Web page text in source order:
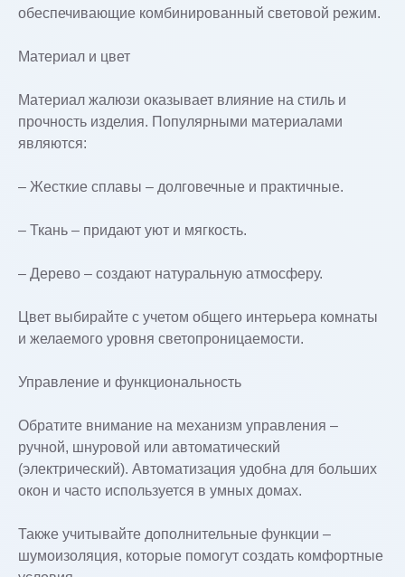
обеспечивающие комбинированный световой режим.
Материал и цвет
Материал жалюзи оказывает влияние на стиль и
прочность изделия. Популярными материалами
являются:
– Жесткие сплавы – долговечные и практичные.
– Ткань – придают уют и мягкость.
– Дерево – создают натуральную атмосферу.
Цвет выбирайте с учетом общего интерьера комнаты
и желаемого уровня светопроницаемости.
Управление и функциональность
Обратите внимание на механизм управления –
ручной, шнуровой или автоматический
(электрический). Автоматизация удобна для больших
окон и часто используется в умных домах.
Также учитывайте дополнительные функции –
шумоизоляция, которые помогут создать комфортные